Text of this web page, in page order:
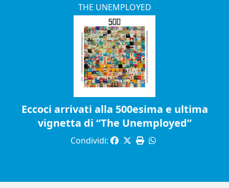
THE UNEMPLOYED
Eccoci arrivati alla 500esima e ultima
vignetta di “The Unemployed”
Condividi: